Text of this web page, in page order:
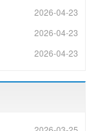
2026-04-23
2026-04-23
2026-04-23